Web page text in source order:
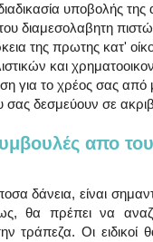
διαδικασία υποβολής της
του διαμεσολαβητη
της πρωτης κατ'
και
για το χρέος σας
σας δεσμεύουν σε
απο
δάνεια, είναι
θα πρέπει να
τράπεζα. Οι